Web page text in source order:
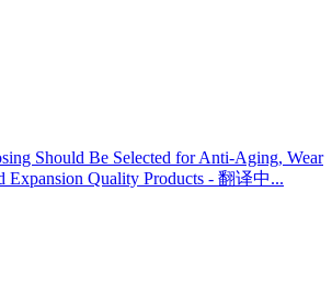
Should Be Selected for Anti-Aging, Wear
Expansion Quality Products - 翻译中...